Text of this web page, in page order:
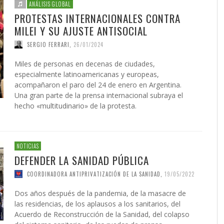
FERRARI, 28/07/2026
, 22/05/2026
NACIONAL PUERTO RICO Y
REDACCIÓN
PARA EL FUTURO
DE PUERTO RICO (II)
ORTÍZ, 24/07/2026
COALICIÓN PARA EL FUTURO
POLÍTICO DE PUERTO RICO (I)
EDWIN ORTÍZ
JAVIER AGUILERA FRAGOSO
ONG OTROMUNDOESPOSIBLE 23/
GLOBAL DEL
GARCÍA GUERRERO 02/02/2026
CARLOS GARCÍA GUERRERO 10/
CARDOZO, 29/06/2026
LENIN CARDOZO, 10/06/2026
ANÁLISIS GLOBAL
PROTESTAS INTERNACIONALES CONTRA
MILEI Y SU AJUSTE ANTISOCIAL
SERGIO FERRARI 26/01/2024
Miles de personas en decenas de ciudades,
especialmente latinoamericanas y europeas,
acompañaron el paro del 24 de enero en Argentina.
Una gran parte de la prensa internacional subraya el
hecho «multitudinario» de la protesta.
NOTICIAS
DEFENDER LA SANIDAD PÚBLICA
COORDINADORA ANTIPRIVATIZACIÓN DE LA SANIDAD 19/05/2022
Dos años después de la pandemia, de la masacre de
las residencias, de los aplausos a los sanitarios, del
Acuerdo de Reconstrucción de la Sanidad, del colapso